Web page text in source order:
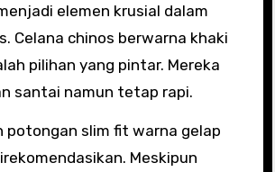
elemen krusial dalam
Celana chinos berwarna khaki
pilihan yang pintar. Mereka
santai namun tetap rapi.
potongan slim fit warna gelap
Meskipun